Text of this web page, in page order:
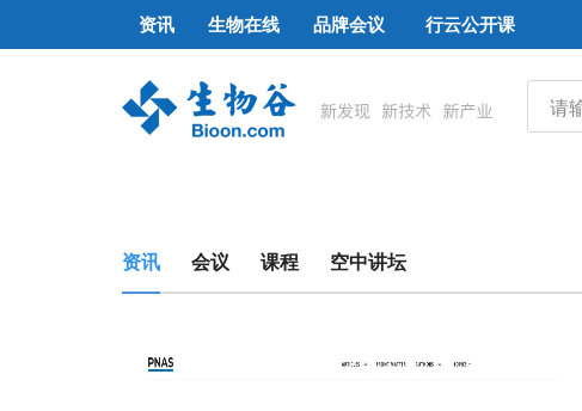
资讯 生物在线 品牌会议 行云公开课
资讯 会议 课程 空中讲坛